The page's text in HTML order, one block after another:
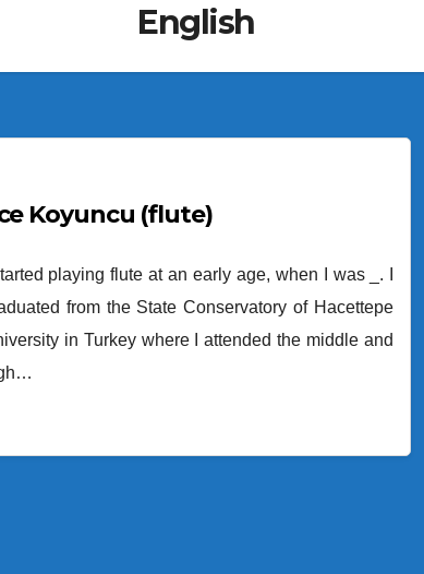
English
Koyuncu (flute)
playing flute at an early age, when I was _. I
from the State Conservatory of Hacettepe
in Turkey where I attended the middle and